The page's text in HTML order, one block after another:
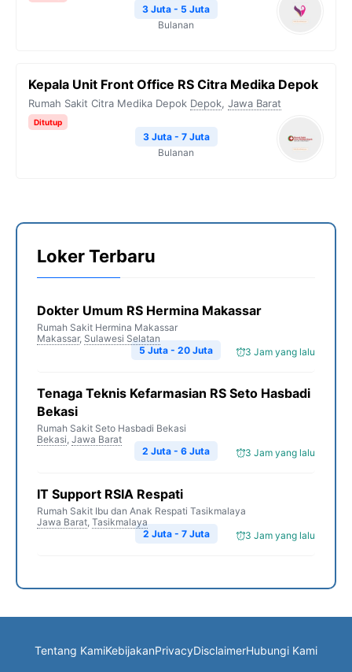
3 Juta - 5 Juta
Bulanan
Kepala Unit Front Office RS Citra Medika Depok
Rumah Sakit Citra Medika Depok Depok, Jawa Barat
Ditutup
3 Juta - 7 Juta
Bulanan
Loker Terbaru
Dokter Umum RS Hermina Makassar
Rumah Sakit Hermina Makassar
Makassar, Sulawesi Selatan
3 Jam yang lalu
5 Juta - 20 Juta
Tenaga Teknis Kefarmasian RS Seto Hasbadi
Bekasi
Rumah Sakit Seto Hasbadi Bekasi
Bekasi, Jawa Barat
3 Jam yang lalu
2 Juta - 6 Juta
IT Support RSIA Respati
Rumah Sakit Ibu dan Anak Respati Tasikmalaya
Jawa Barat, Tasikmalaya
3 Jam yang lalu
2 Juta - 7 Juta
Tentang KamiKebijakanPrivacyDisclaimerHubungi Kami